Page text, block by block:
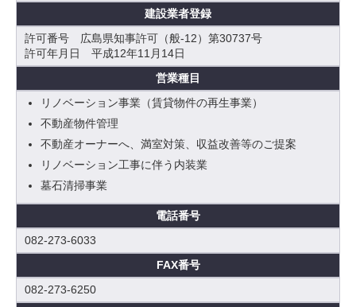
建設業者登録
許可番号 広島県知事許可（般-12）第30737号
許可年月日 平成12年11月14日
営業種目
リノベーション事業（賃貸物件の再生事業）
不動産物件管理
不動産オーナーへ、満室対策、収益改善等のご提案
リノベーション工事に伴う内装業
墓石清掃事業
電話番号
082-273-6033
FAX番号
082-273-6250